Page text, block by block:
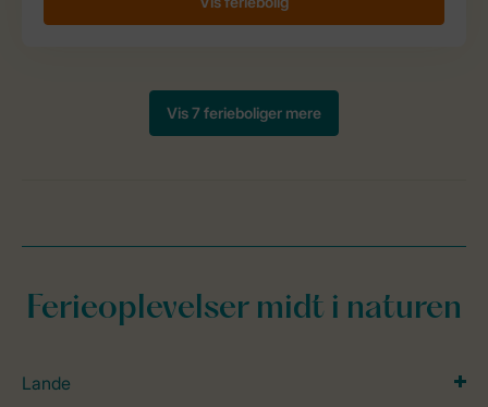
Ferieoplevelser midt i naturen
Lande